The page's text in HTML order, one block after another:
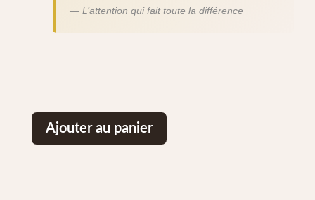
— L’attention qui fait toute la différence
Ajouter au panier